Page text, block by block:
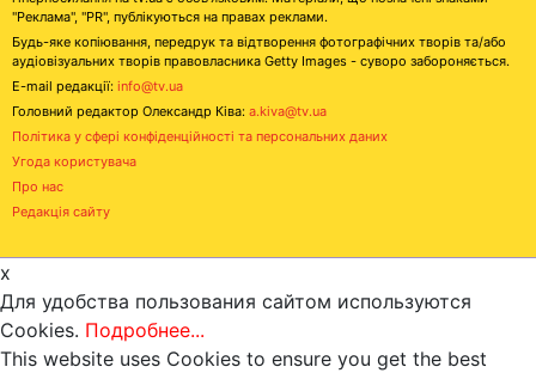
"Реклама", "PR", публікуються на правах реклами.
Будь-яке копіювання, передрук та відтворення фотографічних творів та/або
аудіовізуальних творів правовласника Getty Images - суворо забороняється.
E-mail редакції: info@tv.ua
Головний редактор Олександр Ківа: a.kiva@tv.ua
Політика у сфері конфіденційності та персональних даних
Угода користувача
Про нас
Редакція сайту
x
Для удобства пользования сайтом используются
Cookies. Подробнее...
This website uses Cookies to ensure you get the best